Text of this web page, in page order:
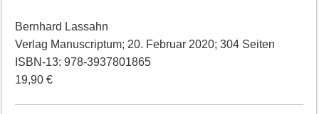
Bernhard Lassahn
Verlag Manuscriptum; 20. Februar 2020; 304 Seiten
ISBN-13: 978-3937801865
19,90 €